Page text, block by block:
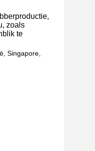
zoals
te
Singapore,